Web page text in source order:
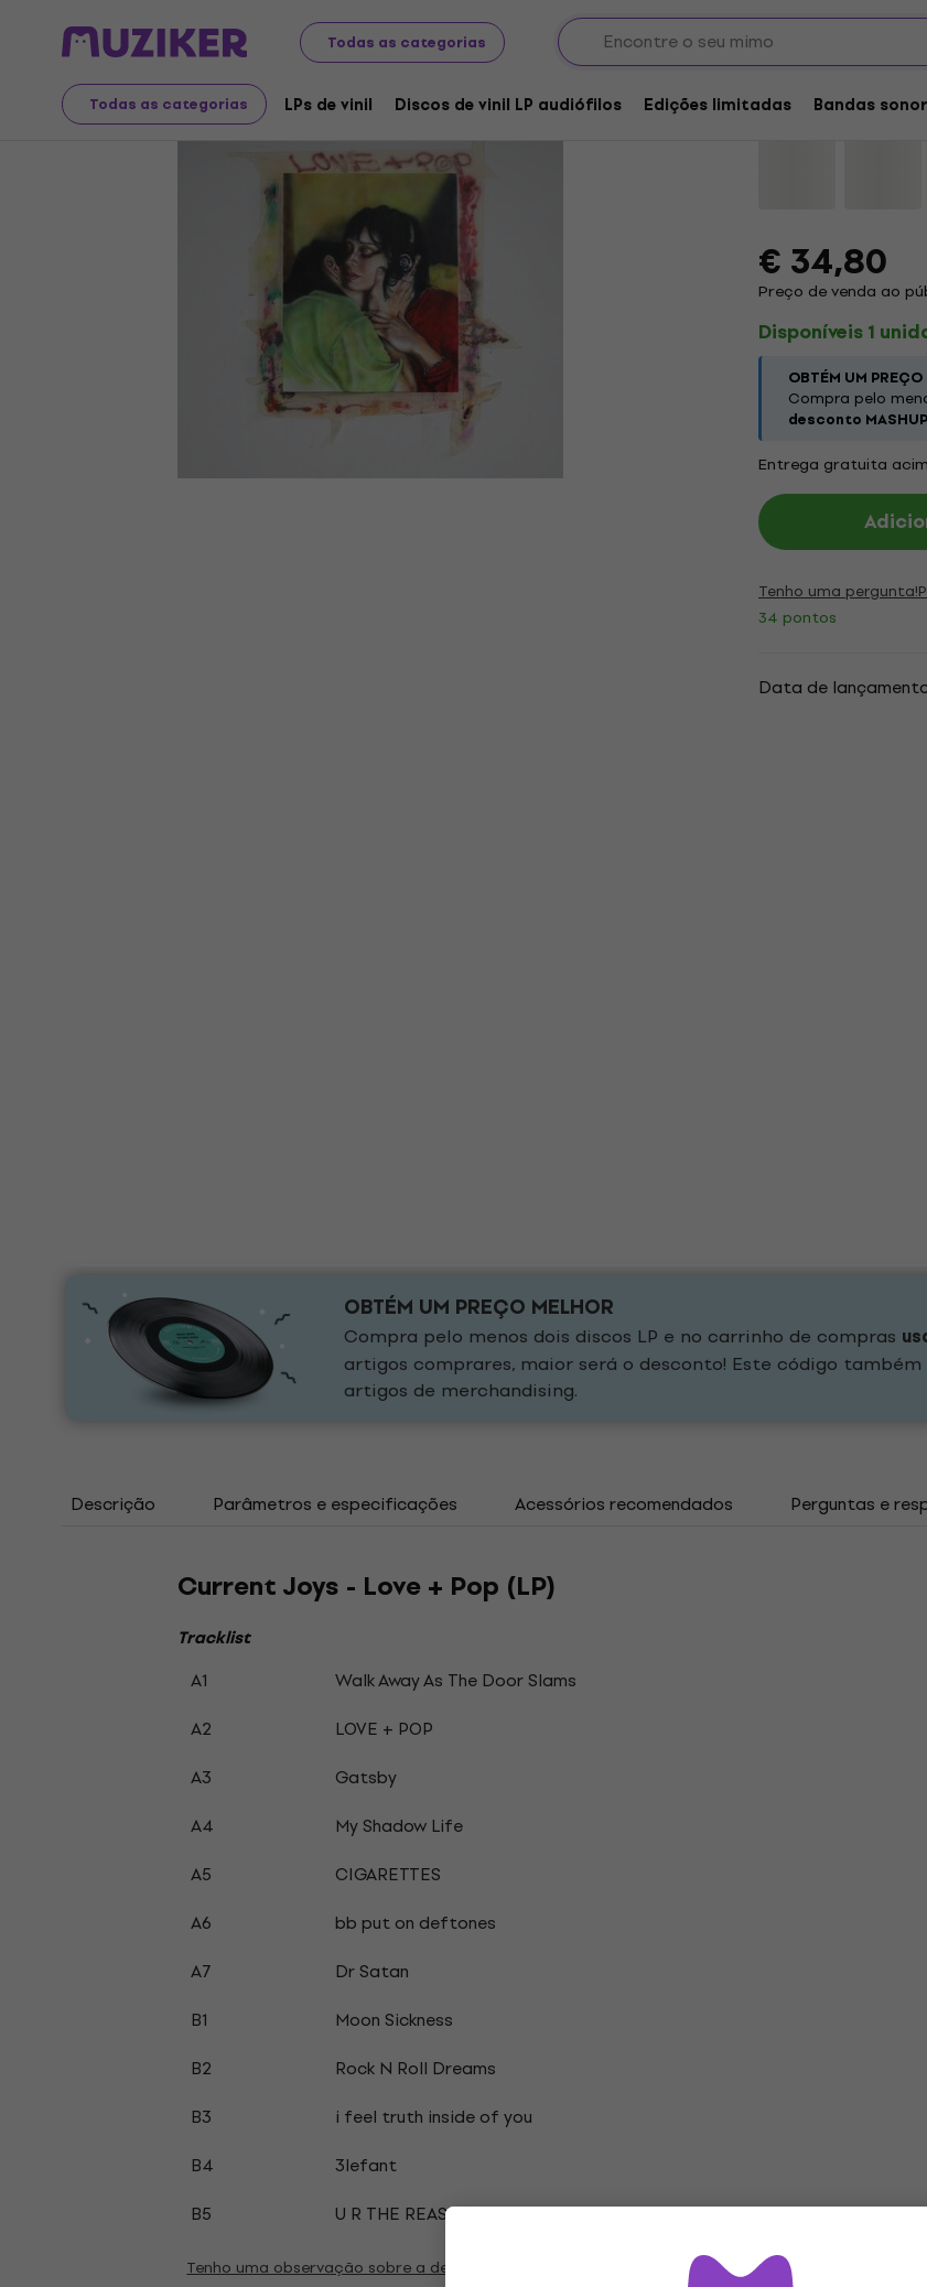
Todas as categorias
Todas as categorias LPs de vinil Discos de vinil LP audiófilos Edições limitadas Bandas
Discos LP e CDs LPs de vinil
Current Joys -
Marca: Current Joys
€ 34,80
Preço de venda ao
Disponíveis 1
OBTÉM UM PREÇO
Compra pelo
desconto MASHUP
Entrega gratuita
Tenho uma pergunta!
34 pontos
Data de
OBTÉM UM PREÇO MELHOR
Compra pelo menos dois discos LP e no carrinho de compras
artigos comprares, maior será o desconto! Este código
artigos de merchandising.
Descrição Parâmetros e especificações Acessórios recomendados Perguntas e
Current Joys - Love + Pop (LP)
Tracklist
A1 Walk Away As The Door Slams
A2
LOVE + POP
A3
Gatsby
A4
My Shadow Life
A5
CIGARETTES
A6
bb put on deftones
A7
Dr Satan
B1
Moon Sickness
B2
Rock N Roll Dreams
B3
i feel truth inside of you
B4
3lefant
B5
U R THE REASON
Tenho uma observação sobre a descrição